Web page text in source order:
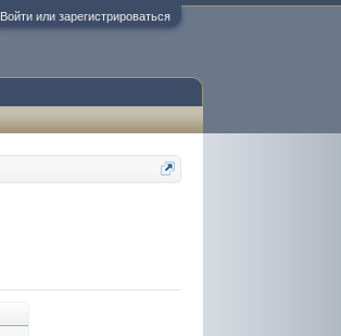
Войти или зарегистрироваться